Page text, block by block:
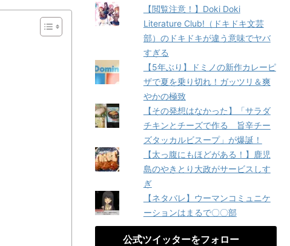
【閲覧注意！】Doki Doki
Literature Club!（ドキドキ文芸
部）のドキドキが違う意味でヤバ
すぎる
【5年ぶり】ドミノの新作カレーピ
ザで夏を乗り切れ！ガッツリ＆爽
やかの極致
【その発想はなかった】「サラダ
チキンとチーズで作る 旨辛チー
ズタッカルビスープ」が爆誕！
【太っ腹にもほどがある！】鹿児
島のやきとり大政がサービスしす
ぎ
【ネタバレ】ウーマンコミュニケ
ーションはまるで〇〇部
公式ツイッターをフォロー